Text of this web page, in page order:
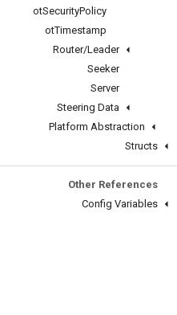
otSecurityPolicy
otTimestamp
Router/Leader
Seeker
Server
Steering Data
Platform Abstraction
Structs
Other References
Config Variables